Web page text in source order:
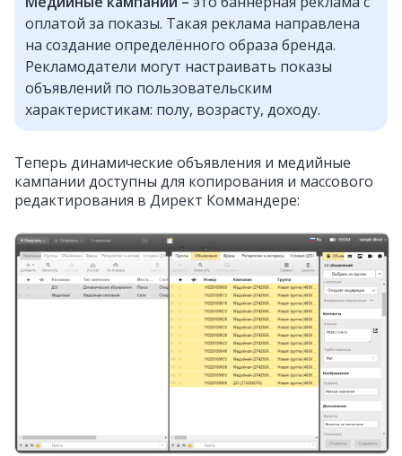
оплатой за показы. Такая реклама направлена
на создание определённого образа бренда.
Рекламодатели могут настраивать показы
объявлений по пользовательским
характеристикам: полу, возрасту, доходу.
Теперь динамические объявления и медийные
кампании доступны для копирования и массового
редактирования в Директ Коммандере: